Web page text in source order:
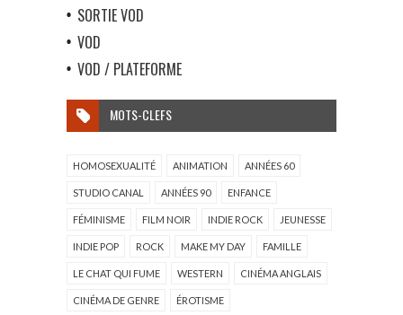
SORTIE VOD
VOD
VOD / PLATEFORME
MOTS-CLEFS
HOMOSEXUALITÉ ANIMATION ANNÉES 60
STUDIO CANAL ANNÉES 90 ENFANCE
FÉMINISME FILM NOIR INDIE ROCK JEUNESSE
INDIE POP ROCK MAKE MY DAY FAMILLE
LE CHAT QUI FUME WESTERN CINÉMA ANGLAIS
CINÉMA DE GENRE ÉROTISME